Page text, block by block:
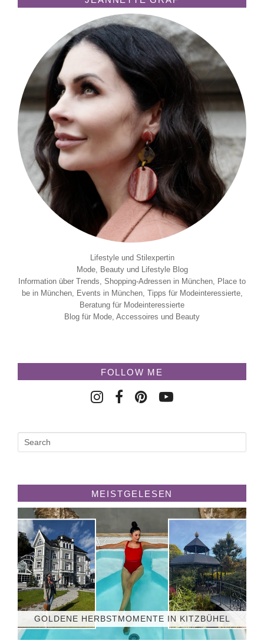
Lifestyle und Stilexpertin
Mode, Beauty und Lifestyle Blog
Information über Trends, Shopping-Adressen in München, Place to
be in München, Events in München, Tipps für Modeinteressierte,
Beratung für Modeinteressierte
Blog für Mode, Accessoires und Beauty
FOLLOW ME
MEISTGELESEN
GOLDENE HERBSTMOMENTE IN KITZBÜHEL